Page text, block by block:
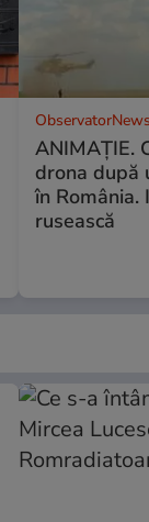
ANIMAŢIE.
drona după
în România.
rusească